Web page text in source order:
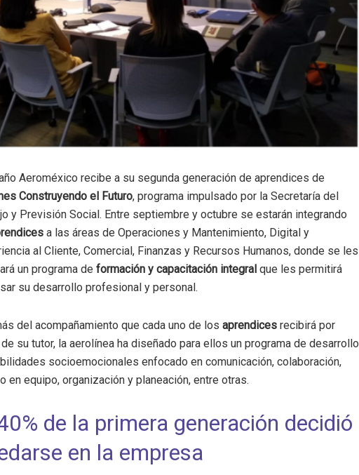
Aeroméxico recibe a su segunda generación de aprendices de
Construyendo el Futuro, programa impulsado por la Secretaría del
y Previsión Social. Entre septiembre y octubre se estarán integrando
a las áreas de Operaciones y Mantenimiento, Digital y
al Cliente, Comercial, Finanzas y Recursos Humanos, donde se les
un programa de formación y capacitación integral que les permitirá
su desarrollo profesional y personal.
del acompañamiento que cada uno de los aprendices recibirá por
su tutor, la aerolínea ha diseñado para ellos un programa de desarrollo
socioemocionales enfocado en comunicación, colaboración,
en equipo, organización y planeación, entre otras.
de la primera generación decidió
en la empresa